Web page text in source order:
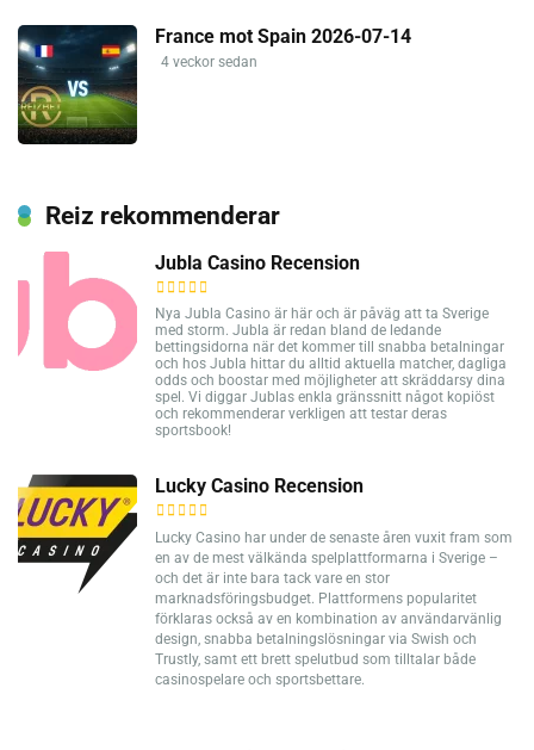
France mot Spain 2026-07-14
4 veckor sedan
Reiz rekommenderar
Jubla Casino Recension
Nya Jubla Casino är här och är påväg att ta Sverige
med storm. Jubla är redan bland de ledande
bettingsidorna när det kommer till snabba betalningar
och hos Jubla hittar du alltid aktuella matcher, dagliga
odds och boostar med möjligheter att skräddarsy dina
spel. Vi diggar Jublas enkla gränssnitt något kopiöst
och rekommenderar verkligen att testar deras
sportsbook!
Lucky Casino Recension
Lucky Casino har under de senaste åren vuxit fram som
en av de mest välkända spelplattformarna i Sverige –
och det är inte bara tack vare en stor
marknadsföringsbudget. Plattformens popularitet
förklaras också av en kombination av användarvänlig
design, snabba betalningslösningar via Swish och
Trustly, samt ett brett spelutbud som tilltalar både
casinospelare och sportsbettare.